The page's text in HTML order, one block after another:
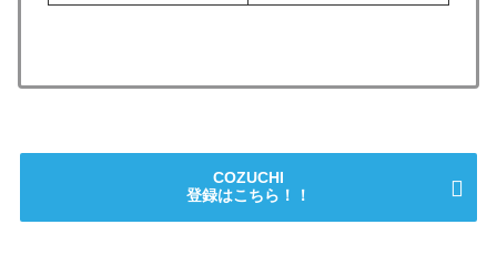
COZUCHI
登録はこちら！！